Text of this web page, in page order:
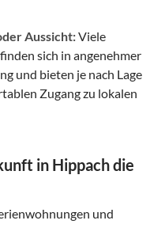
Aussicht:Viele
sich in angenehmer
und bieten je nach Lage
Zugang zu lokalen
in Hippach die
und